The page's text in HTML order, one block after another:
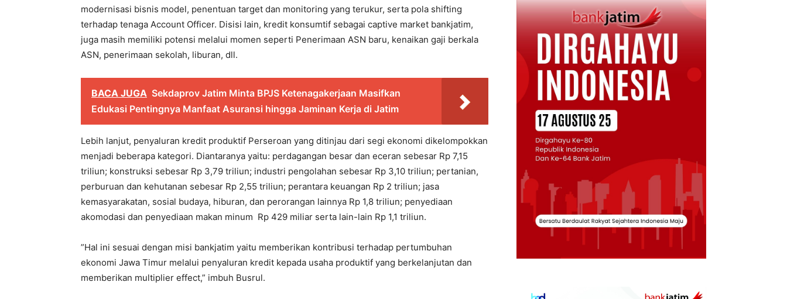
modernisasi bisnis model, penentuan target dan monitoring yang terukur, serta pola shifting
terhadap tenaga Account Officer. Disisi lain, kredit konsumtif sebagai captive market bankjatim,
juga masih memiliki potensi melalui momen seperti Penerimaan ASN baru, kenaikan gaji berkala
ASN, penerimaan sekolah, liburan, dll.
BACA JUGA Sekdaprov Jatim Minta BPJS Ketenagakerjaan Masifkan
Edukasi Pentingnya Manfaat Asuransi hingga Jaminan Kerja di Jatim
Lebih lanjut, penyaluran kredit produktif Perseroan yang ditinjau dari segi ekonomi dikelompokkan
menjadi beberapa kategori. Diantaranya yaitu: perdagangan besar dan eceran sebesar Rp 7,15
triliun; konstruksi sebesar Rp 3,79 triliun; industri pengolahan sebesar Rp 3,10 triliun; pertanian,
perburuan dan kehutanan sebesar Rp 2,55 triliun; perantara keuangan Rp 2 triliun; jasa
kemasyarakatan, sosial budaya, hiburan, dan perorangan lainnya Rp 1,8 triliun; penyediaan
akomodasi dan penyediaan makan minum Rp 429 miliar serta lain-lain Rp 1,1 triliun.
”Hal ini sesuai dengan misi bankjatim yaitu memberikan kontribusi terhadap pertumbuhan
ekonomi Jawa Timur melalui penyaluran kredit kepada usaha produktif yang berkelanjutan dan
memberikan multiplier effect,” imbuh Busrul.